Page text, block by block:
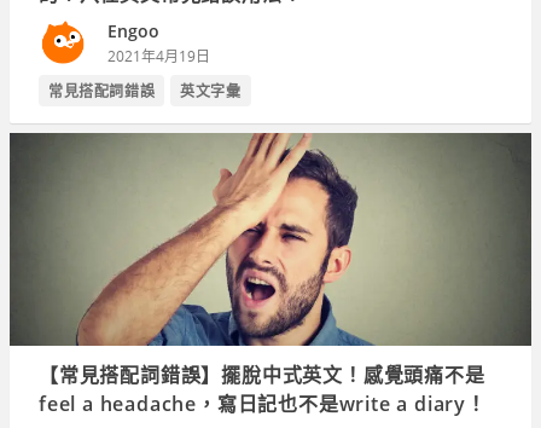
Engoo
2021年4月19日
常見搭配詞錯誤
英文字彙
【常見搭配詞錯誤】擺脫中式英文！感覺頭痛不是
feel a headache，寫日記也不是write a diary！